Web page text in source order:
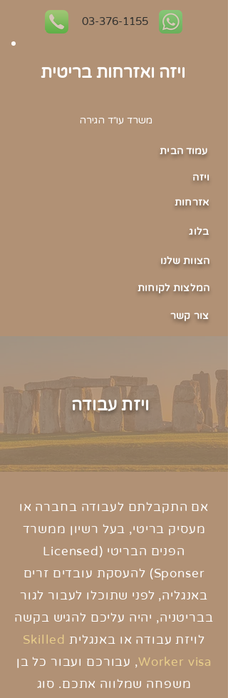
ויזה ואזרחות בריטית
משרד עו״ד הגירה
צור קשר
המלצות לקוחות
הצוות שלנו
אזרחות
ויזה
עמוד הבית
בלוג
03-376-1155
ויזת עבודה
אם התקבלתם לעבודה בחברה או
מעסיק בריטי, בעל רשיון ממשרד
הפנים הבריטי (Licensed
Sponser) להעסקת עובדים זרים
באנגליה, לפני שתוכלו לעבור לגור
בבריטניה, יהיה עליכם להגיש בקשה
לויזת עבודה או באנגלית Skilled
Worker visa, עבורכם ועבור כל בן
משפחה שמלווה אתכם. סוג